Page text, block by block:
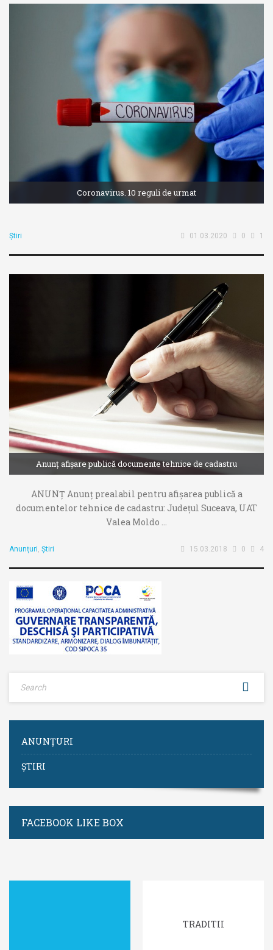
Coronavirus. 10 reguli de urmat
Știri 01.03.2020 0 1
Anunț afișare publică documente tehnice de cadastru
ANUNȚ Anunț prealabil pentru afișarea publică a
documentelor tehnice de cadastru: Județul Suceava, UAT
Valea Moldo ...
Anunțuri, Știri 15.03.2018 0 4
ANUNȚURI
ȘTIRI
FACEBOOK LIKE BOX
TRADITII